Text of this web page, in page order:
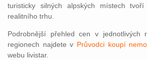
turisticky silných alpských místech tvoří
realitního trhu.
Podrobnější přehled cen v jednotlivých
regionech najdete v Průvodci koupí
webu livistar.